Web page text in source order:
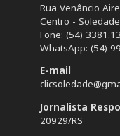
Rua Venâncio
Centro -
Fone: (54)
WhatsApp: (54)
E-mail
Jornalista
20929/RS